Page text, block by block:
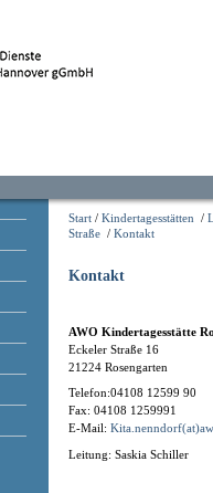
Start / Kindertagesstätten /
Straße / Kontakt
Kontakt
AWO Kindertagesstätte
Eckeler Straße 16
21224 Rosengarten
Telefon:04108 12599 90
Fax: 04108 1259991
E-Mail:
Leitung: Saskia Schiller